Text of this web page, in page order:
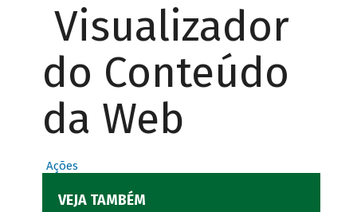
Visualizador
do Conteúdo
da Web
Ações
VEJA TAMBÉM